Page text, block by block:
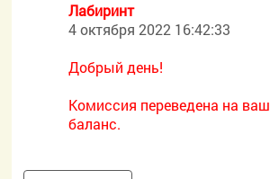
Лабиринт
4 октября 2022 16:42:33
Добрый день!
Комиссия переведена на ваш
баланс.